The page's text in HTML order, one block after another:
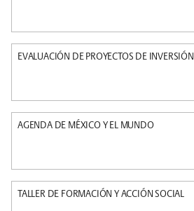
EVALUACIÓN DE PROYECTOS DE INVERSIÓN
AGENDA DE MÉXICO Y EL MUNDO
TALLER DE FORMACIÓN Y ACCIÓN SOCIAL